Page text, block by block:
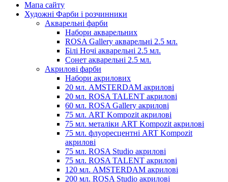
Мапа сайту
Художні Фарби і розчинники
Акварельні фарби
Набори акварельних
ROSA Gallery акварельні 2.5 мл.
Білі Ночі акварельні 2.5 мл.
Сонет акварельні 2.5 мл.
Акрилові фарби
Набори акрилових
20 мл. AMSTERDAM акрилові
20 мл. ROSA TALENT акрилові
60 мл. ROSA Gallery акрилові
75 мл. ART Kompozit акрилові
75 мл. металіки ART Kompozit акрилові
75 мл. флуоресцентні ART Kompozit
акрилові
75 мл. ROSA Studio акрилові
75 мл. ROSA TALENT акрилові
120 мл. AMSTERDAM акрилові
200 мл. ROSA Studio акрилові